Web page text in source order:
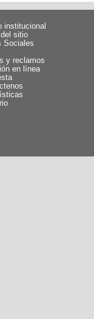
institucional
sitio
Sociales
y reclamos
en línea